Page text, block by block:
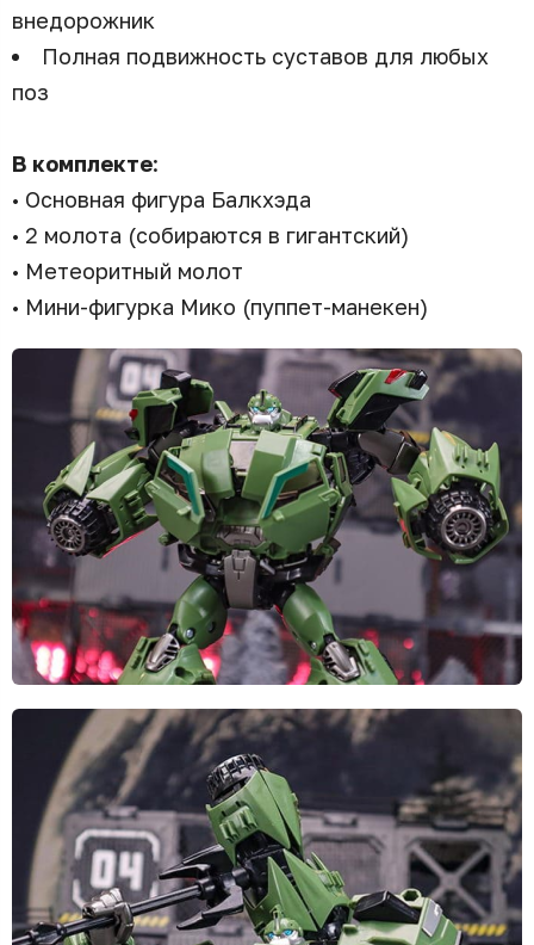
внедорожник
Полная подвижность суставов для любых
поз
В комплекте:
• Основная фигура Балкхэда
• 2 молота (собираются в гигантский)
• Метеоритный молот
• Мини-фигурка Мико (пуппет-манекен)